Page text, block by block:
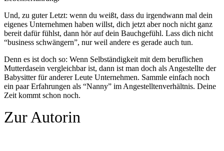
Und, zu guter Letzt: wenn du weißt, dass du irgendwann mal dein
eigenes Unternehmen haben willst, dich jetzt aber noch nicht ganz
bereit dafür fühlst, dann hör auf dein Bauchgefühl. Lass dich nicht
“business schwängern”, nur weil andere es gerade auch tun.
Denn es ist doch so: Wenn Selbständigkeit mit dem beruflichen
Mutterdasein vergleichbar ist, dann ist man doch als Angestellte der
Babysitter für anderer Leute Unternehmen. Sammle einfach noch
ein paar Erfahrungen als “Nanny” im Angestelltenverhältnis. Deine
Zeit kommt schon noch.
Zur Autorin